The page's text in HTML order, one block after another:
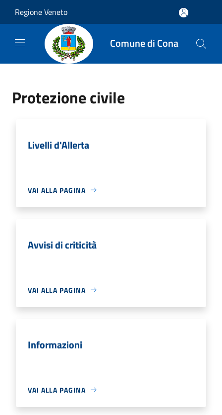
Regione Veneto
Comune di Cona
Protezione civile
Livelli d'Allerta
VAI ALLA PAGINA
Avvisi di criticità
VAI ALLA PAGINA
Informazioni
VAI ALLA PAGINA